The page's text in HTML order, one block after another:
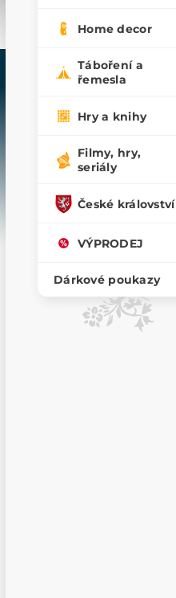
Home decor
Táboření a
řemesla
Hry a knihy
Filmy, hry,
seriály
České království
VÝPRODEJ
Dárkové poukazy